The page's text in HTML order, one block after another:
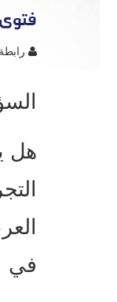
فتوى رقم (22003)
هل
في